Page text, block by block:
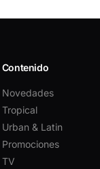
Contenido
Novedades
Tropical
Urban & Latin
Promociones
TV